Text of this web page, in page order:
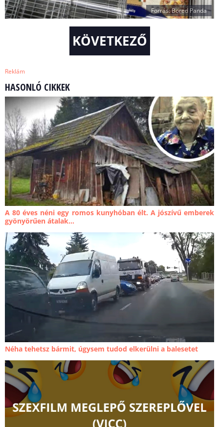
Forrás: Bored Panda
KÖVETKEZŐ
Reklám
HASONLÓ CIKKEK
A 80 éves néni egy romos kunyhóban élt. A jószívű emberek
gyönyörűen átalak...
Néha tehetsz bármit, úgysem tudod elkerülni a balesetet